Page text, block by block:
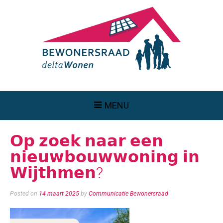
MENU
𝗢𝗽 𝘇𝗼𝗲𝗸 𝗻𝗮𝗮𝗿 𝗲𝗲𝗻
𝗻𝗶𝗲𝘂𝘄𝗯𝗼𝘂𝘄𝘄𝗼𝗻𝗶𝗻𝗴 𝗶𝗻
𝗪𝗶𝗷𝘁𝗵𝗺𝗲𝗻?
Posted on 14 maart 2025 by Communicatie Bewonersraad